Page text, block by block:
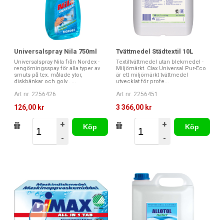
Universalspray Nila 750ml
Universalspray Nila från Nordex -
rengörningsspay för alla typer av
smuts på tex. målade ytor,
diskbänkar och golv.. ...
Art nr. 2256426
126,00 kr
+
-
Köp
Tvättmedel Städtextil 10L
Textiltvättmedel utan blekmedel -
Miljömärkt. Clax Universal Pur-Eco
är ett miljömärkt tvättmedel
utvecklat för profe...
Art nr. 2256451
3 366,00 kr
+
-
Köp